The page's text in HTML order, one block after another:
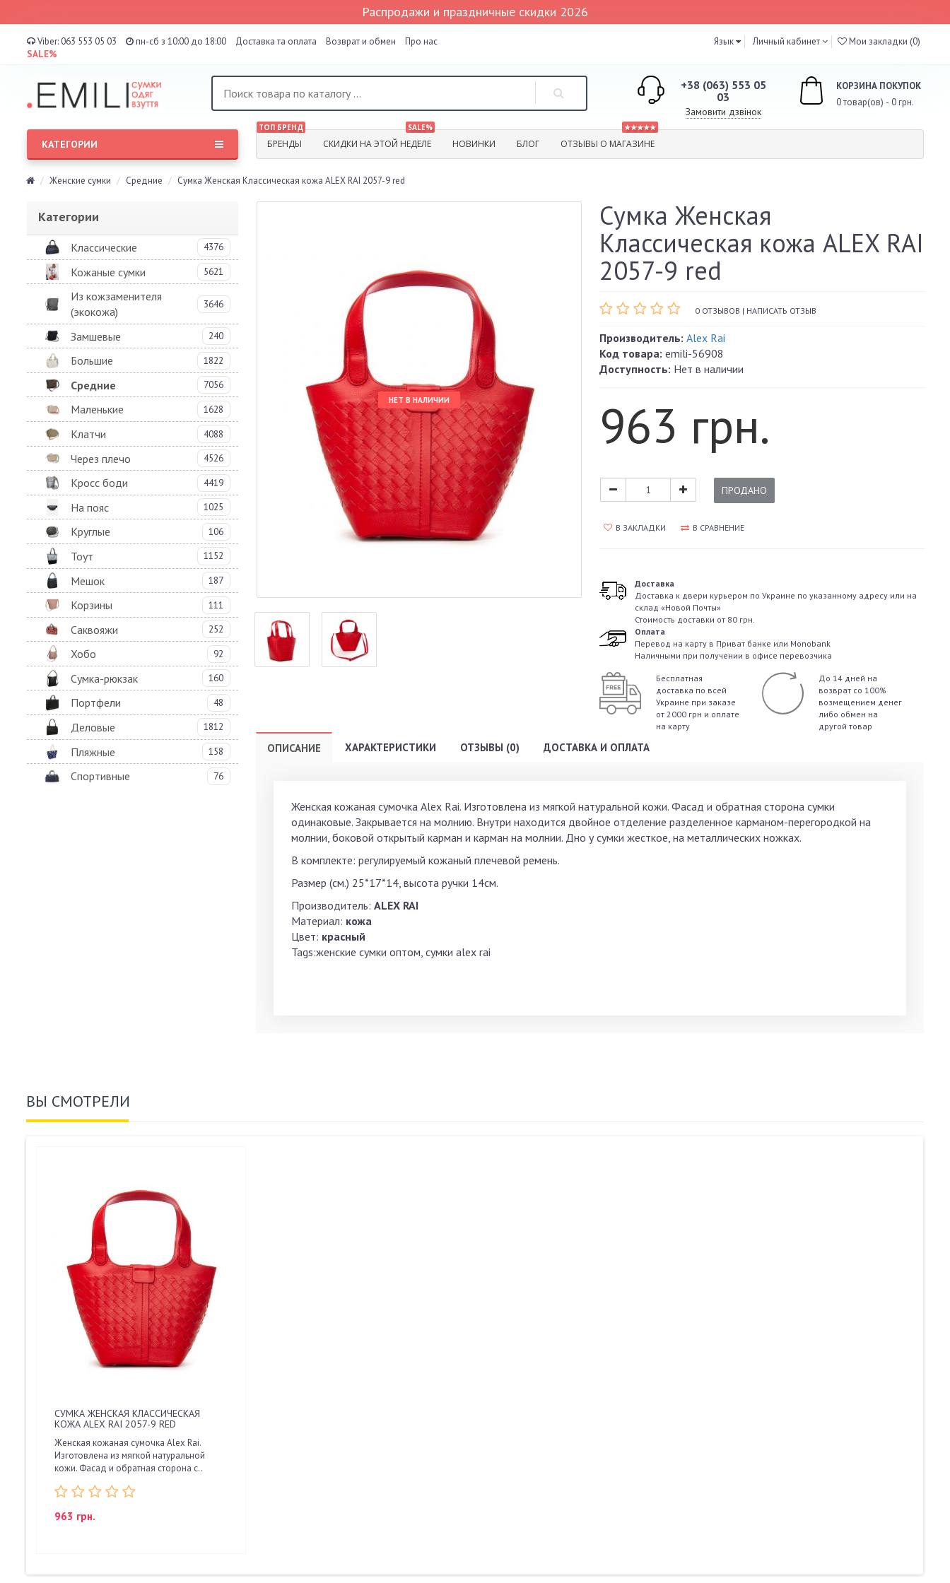
Распродажи и праздничные скидки 2026
Viber: 063 553 05 03 пн-сб з 10:00 до 18:00 Доставка та оплата Возврат и обмен
Про нас
SALE%
Язык Личный кабинет Мои закладки (0)
+38 (063) 553 05
03
Замовити дзвінок
КОРЗИНА ПОКУПОК
0 товар(ов) - 0 грн.
ТОП БРЕНД
БРЕНДЫ
SALE%
СКИДКИ НА ЭТОЙ НЕДЕЛЕ НОВИНКИ БЛОГ
★★★★★
ОТЗЫВЫ О МАГАЗИНЕ
КАТЕГОРИИ
Женские сумки Средние Сумка Женская Классическая кожа ALEX RAI 2057-9 red
Категории
Классические 4376
Кожаные сумки 5621
Из кожзаменителя
(экокожа)
3646
Замшевые 240
Большие 1822
Средние 7056
Маленькие 1628
Клатчи 4088
Через плечо 4526
Кросс боди 4419
На пояс 1025
Круглые 106
Тоут 1152
Мешок 187
Корзины 111
Саквояжи 252
Хобо 92
Сумка-рюкзак 160
Портфели 48
Деловые 1812
Пляжные 158
Спортивные 76
НЕТ В НАЛИЧИИ
Сумка Женская
Классическая кожа ALEX RAI
2057-9 red
0 ОТЗЫВОВ | НАПИСАТЬ ОТЗЫВ
Производитель: Alex Rai
Код товара: emili-56908
Доступность: Нет в наличии
963 грн.
ПРОДАНО
В ЗАКЛАДКИ В СРАВНЕНИЕ
Доставка
Доставка к двери курьером по Украине по указанному адресу или на
склад «Новой Почты»
Стоимость доставки от 80 грн.
Оплата
Перевод на карту в Приват банке или Monobank
Наличными при получении в офисе перевозчика
Бесплатная
доставка по всей
Украине при заказе
от 2000 грн и оплате
на карту
До 14 дней на
возврат со 100%
возмещением денег
либо обмен на
другой товар
ОПИСАНИЕ ХАРАКТЕРИСТИКИ ОТЗЫВЫ (0) ДОСТАВКА И ОПЛАТА
Женская кожаная сумочка Alex Rai. Изготовлена из мягкой натуральной кожи. Фасад и обратная сторона сумки
одинаковые. Закрывается на молнию. Внутри находится двойное отделение разделенное карманом-перегородкой на
молнии, боковой открытый карман и карман на молнии. Дно у сумки жесткое, на металлических ножках.
В комплекте: регулируемый кожаный плечевой ремень.
Размер (см.) 25*17*14, высота ручки 14см.
Производитель: ALEX RAI
Материал: кожа
Цвет: красный
Tags:женские сумки оптом, сумки alex rai
ВЫ СМОТРЕЛИ
СУМКА ЖЕНСКАЯ КЛАССИЧЕСКАЯ
КОЖА ALEX RAI 2057-9 RED
Женская кожаная сумочка Alex Rai.
Изготовлена из мягкой натуральной
кожи. Фасад и обратная сторона с..
963 грн.